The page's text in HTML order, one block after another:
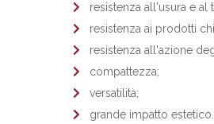
resistenza all'usura e al
resistenza ai prodotti
resistenza all'azione
compattezza;
versatilità;
grande impatto estetico.